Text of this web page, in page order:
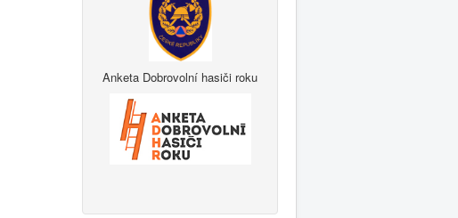
Anketa Dobrovolní hasiči roku